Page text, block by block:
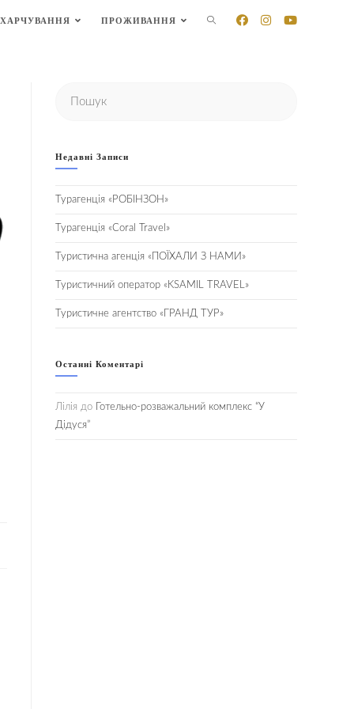
ХАРЧУВАННЯ ПРОЖИВАННЯ
Недавні Записи
Турагенція «РОБІНЗОН»
Турагенція «Coral Travel»
Туристична агенція «ПОЇХАЛИ З НАМИ»
Туристичний оператор «KSAMIL TRAVEL»
Туристичне агентство «ГРАНД ТУР»
Останні Коментарі
Лілія до
Готельно-розважальний комплекс “У
Дідуся”